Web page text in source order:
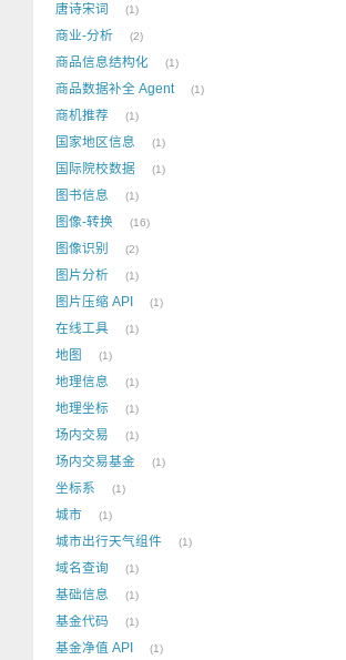
唐诗宋词 1
商业-分析 2
商品信息结构化 1
商品数据补全 Agent 1
商机推荐 1
国家地区信息 1
国际院校数据 1
图书信息 1
图像-转换 16
图像识别 2
图片分析 1
图片压缩 API 1
在线工具 1
地图 1
地理信息 1
地理坐标 1
场内交易 1
场内交易基金 1
坐标系 1
城市 1
城市出行天气组件 1
域名查询 1
基础信息 1
基金代码 1
基金净值 API 1